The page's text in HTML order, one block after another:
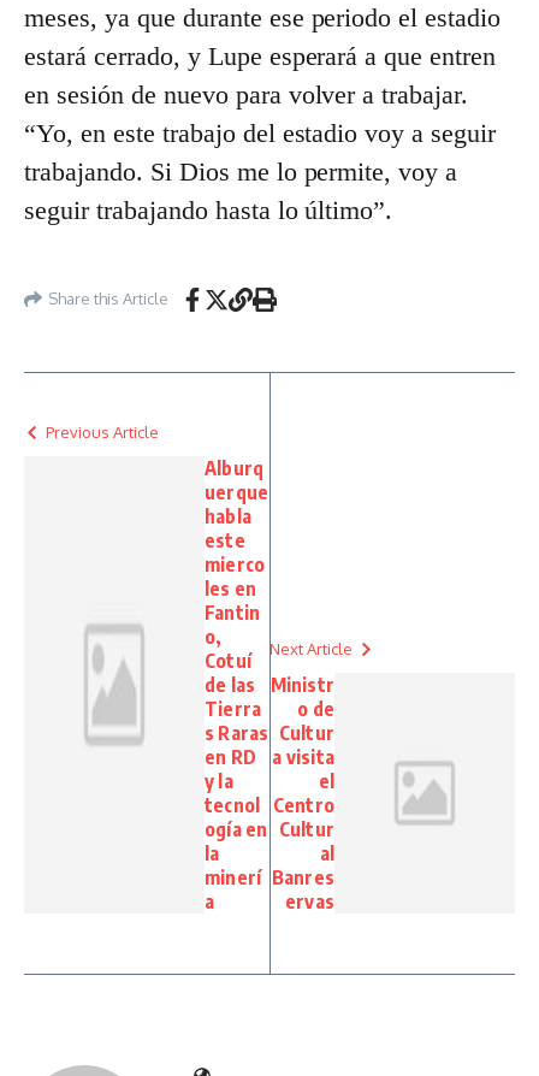
meses, ya que durante ese periodo el estadio
estará cerrado, y Lupe esperará a que entren
en sesión de nuevo para volver a trabajar.
“Yo, en este trabajo del estadio voy a seguir
trabajando. Si Dios me lo permite, voy a
seguir trabajando hasta lo último”.
Share this Article
Previous Article
Alburq
uerque
habla
este
mierco
les en
Fantin
o,
Cotuí
de las
Tierra
s Raras
en RD
y la
tecnol
ogía en
la
minerí
a
Next Article
Ministr
o de
Cultur
a visita
el
Centro
Cultur
al
Banres
ervas